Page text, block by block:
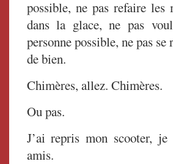
possible, ne pas refaire les
dans la glace, ne pas
personne possible, ne pas se
de bien.
Chimères, allez. Chimères.
Ou pas.
J’ai repris mon scooter,
amis.